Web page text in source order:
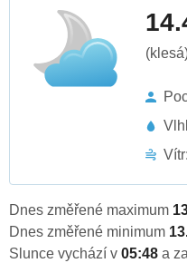
Vítr:
Dnes změřené maximum
Dnes změřené minimum
Slunce vychází v 05:48 a